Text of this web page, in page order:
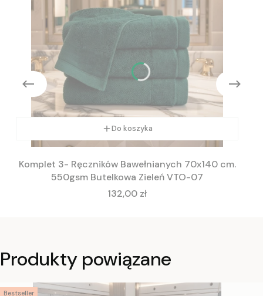
Do koszyka
Komplet 3- Ręczników Bawełnianych 70x140 cm.
550gsm Butelkowa Zieleń VTO-07
Cena
132,00 zł
Produkty powiązane
Bestseller